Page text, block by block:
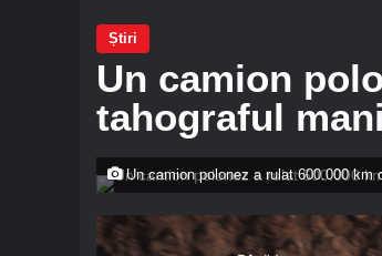
Știri
Un camion
tahograful
Un camion polonez a rulat 600.000 km